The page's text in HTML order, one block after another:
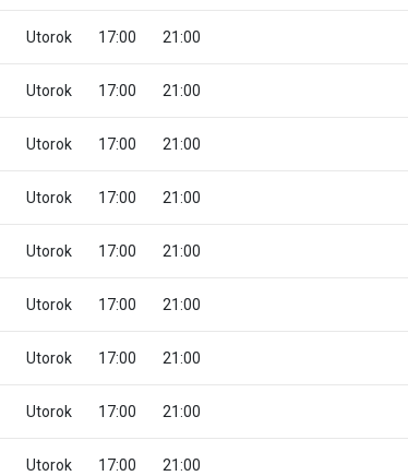
Utorok 17:00 21:00
Utorok 17:00 21:00
Utorok 17:00 21:00
Utorok 17:00 21:00
Utorok 17:00 21:00
Utorok 17:00 21:00
Utorok 17:00 21:00
Utorok 17:00 21:00
Utorok 17:00 21:00